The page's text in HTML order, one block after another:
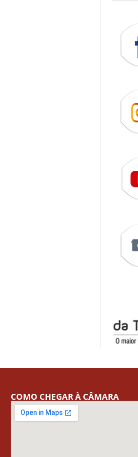
COMO CHEGAR À CÂMARA